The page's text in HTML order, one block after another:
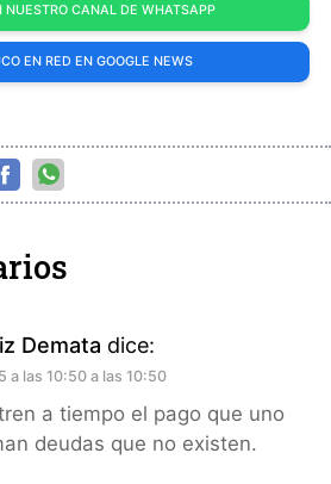
NUESTRO CANAL DE WHATSAPP
EN RED EN GOOGLE NEWS
Demata dice:
a las 10:50 a las 10:50
a tiempo el pago que uno
deudas que no existen.